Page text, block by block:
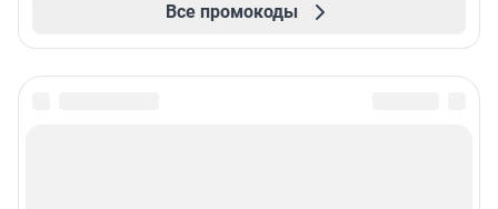
Все промокоды